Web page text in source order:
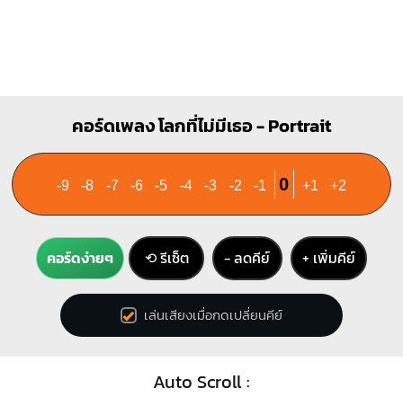
A7
X O O O
1
คอร์ดเพลง โลกที่ไม่มีเธอ - Portrait
-9 -8 -7 -6 -5 -4 -3 -2 -1 0 +1 +2
คอร์ดง่ายๆ ⟲ รีเซ็ต − ลดคีย์ + เพิ่มคีย์
เล่นเสียงเมื่อกดเปลี่ยนคีย์
Auto Scroll :